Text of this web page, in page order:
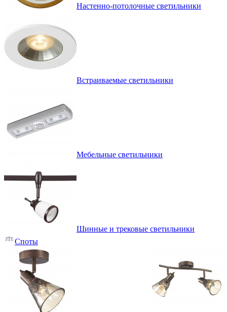
Настенно-потолочные светильники
Встраиваемые светильники
Мебельные светильники
Шинные и трековые светильники
Споты